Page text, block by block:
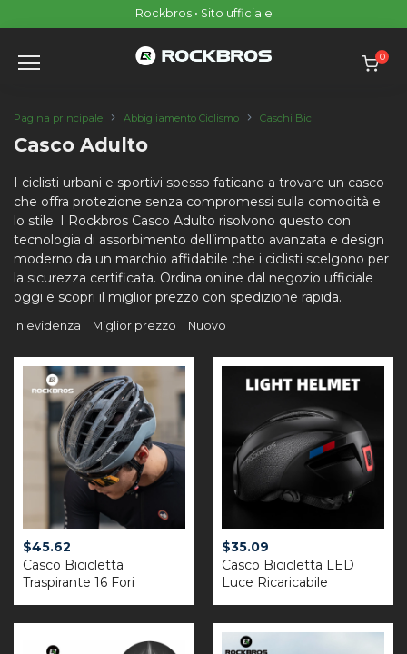
to
Rockbros • Sito ufficiale
0
Pagina principale Abbigliamento Ciclismo Caschi Bici
Casco Adulto
I ciclisti urbani e sportivi spesso faticano a trovare un casco
che offra protezione senza compromessi sulla comodità e
lo stile. I Rockbros Casco Adulto risolvono questo con
tecnologia di assorbimento dell’impatto avanzata e design
moderno da un marchio affidabile che i ciclisti scelgono per
la sicurezza certificata. Ordina online dal negozio ufficiale
oggi e scopri il miglior prezzo con spedizione rapida.
In evidenza Miglior prezzo Nuovo
$45.62
Casco Bicicletta
Traspirante 16 Fori
$35.09
Casco Bicicletta LED
Luce Ricaricabile